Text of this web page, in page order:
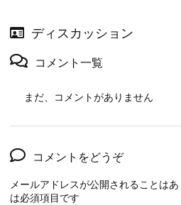
ディスカッション
コメント一覧
まだ、コメントがありません
コメントをどうぞ
メールアドレスが公開されることはあ
は必須項目です